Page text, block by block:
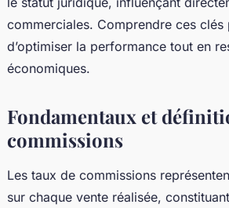
commerciales. Comprendre ces clés
d’optimiser la performance tout en
économiques.
Fondamentaux et
commissions
Les taux de commissions
sur chaque vente réalisée,